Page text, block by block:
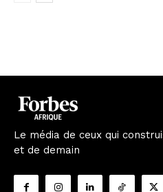
Le média de ceux qui
et de demain